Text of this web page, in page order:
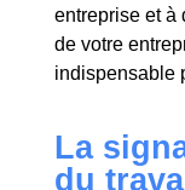
entreprise et à
de votre
indispensable
La
du